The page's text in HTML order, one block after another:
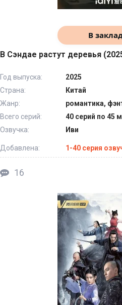
В
В Сэндае растут деревья
Год выпуска:
2025
Страна:
Китай
Жанр:
романтика,
Всего серий:
40 серий по 45
Озвучка:
Иви
Добавлена: 1-40 серия
16